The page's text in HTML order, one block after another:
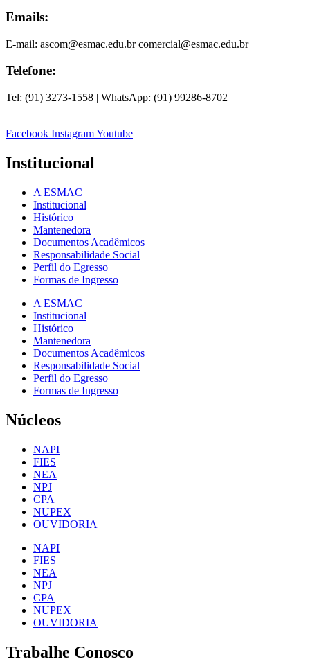
Emails:
E-mail: ascom@esmac.edu.br comercial@esmac.edu.br
Telefone:
Tel: (91) 3273-1558 | WhatsApp: (91) 99286-8702
Facebook InstagramYoutube
Institucional
A ESMAC
Institucional
Histórico
Mantenedora
Documentos Acadêmicos
Responsabilidade Social
Perfil do Egresso
Formas de Ingresso
A ESMAC
Institucional
Histórico
Mantenedora
Documentos Acadêmicos
Responsabilidade Social
Perfil do Egresso
Formas de Ingresso
Núcleos
NAPI
FIES
NEA
NPJ
CPA
NUPEX
OUVIDORIA
NAPI
FIES
NEA
NPJ
CPA
NUPEX
OUVIDORIA
Trabalhe Conosco